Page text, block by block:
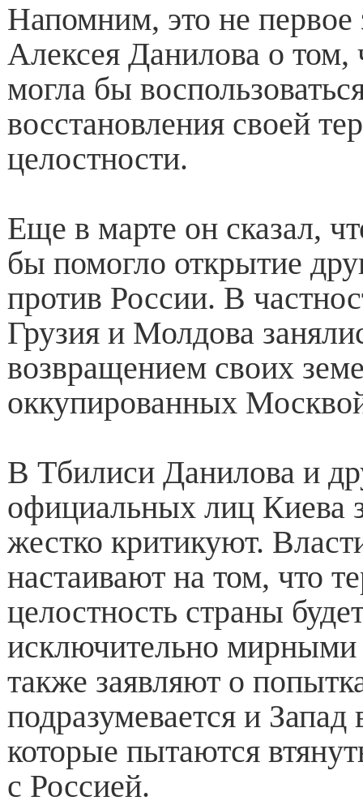
Напомним, это не первое
Алексея Данилова о том,
могла бы
восстановления своей
целостности.
Еще в марте он сказал,
бы помогло открытие
против России. В
Грузия и Молдова
возвращением своих
оккупированных
В Тбилиси Данилова и
официальных лиц Киева
жестко критикуют.
настаивают на том, что
целостность страны
исключительно мирными
также заявляют о
подразумевается и
которые пытаются
с Россией.